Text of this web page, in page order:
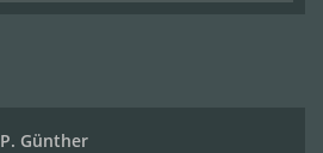
P. Günther